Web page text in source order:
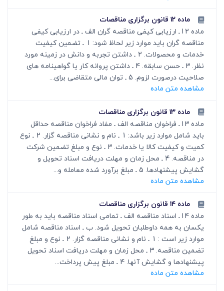
ماده ۱۲ قانون برگزاری مناقصات
ماده 12ـ ارزیابی کیفی مناقصه گران الف ـ در ارزیابی کیفی
مناقصه گران باید موارد زیر لحاظ شود: 1 ـ تضمین کیفیت
خدمات و محصولات. 2 ـ داشتن تجربه و دانش در زمینه مورد
نظر. 3 ـ حسن سابقه. 4 ـ داشتن پروانه کار یا گواهینامه های
صلاحیت درصورت لزوم. 5 ـ توان مالی متقاضی برای...
مشاهده متن ماده
ماده ۱۳ قانون برگزاری مناقصات
ماده 13ـ فراخوان مناقصه الف ـ مفاد فراخوان مناقصه حداقل
باید شامل موارد زیر باشد: 1 ـ نام و نشانی مناقصه گزار. 2 ـ نوع
کمیت و کیفیت کالا یا خدمات. 3 ـ نوع و مبلغ تضمین شرکت
در مناقصه. 4 ـ محل زمان و مهلت دریافت اسناد تحویل و
گشایش پیشنهادها. 5 ـ مبلغ برآورد شده معامله و...
مشاهده متن ماده
ماده ۱۴ قانون برگزاری مناقصات
ماده 14ـ اسناد مناقصه الف ـ تمامی اسناد مناقصه باید به طور
یکسان به همه داوطلبان تحویل شود. ب ـ اسناد مناقصه شامل
موارد زیر است : 1 ـ نام و نشانی مناقصه گزار. 2 ـ نوع و مبلغ
تضمین مناقصه. 3 ـ محل زمان و مهلت دریافت اسناد تحویل
پیشنهادها و گشایش آنها. 4 ـ مبلغ پیش پرداخت...
مشاهده متن ماده